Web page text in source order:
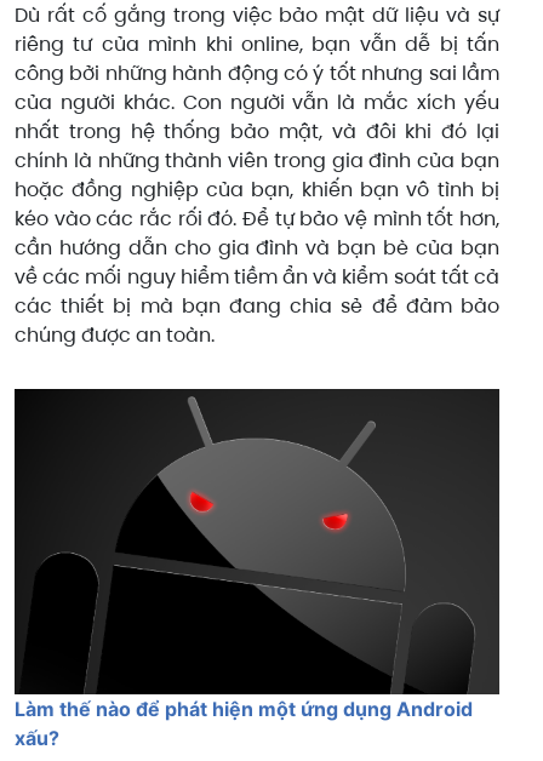
Dù rất cố gắng trong việc bảo mật dữ liệu và sự
riêng tư của mình khi online, bạn vẫn dễ bị tấn
công bởi những hành động có ý tốt nhưng sai lầm
của người khác. Con người vẫn là mắc xích yếu
nhất trong hệ thống bảo mật, và đôi khi đó lại
chính là những thành viên trong gia đình của bạn
hoặc đồng nghiệp của bạn, khiến bạn vô tình bị
kéo vào các rắc rối đó. Để tự bảo vệ mình tốt hơn,
cần hướng dẫn cho gia đình và bạn bè của bạn
về các mối nguy hiểm tiềm ẩn và kiểm soát tất cả
các thiết bị mà bạn đang chia sẻ để đảm bảo
chúng được an toàn.
Làm thế nào để phát hiện một ứng dụng Android
xấu?